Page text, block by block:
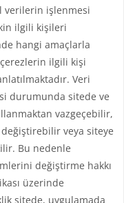
verilerin işlenmesi
ilgili kişileri
hangi amaçlarla
ilgili kişi
Veri
durumunda sitede ve
vazgeçebilir,
veya siteye
Bu nedenle
değiştirme hakkı
üzerinde
sitede, uygulamada